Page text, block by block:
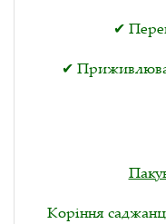
✔
✔
Коріння